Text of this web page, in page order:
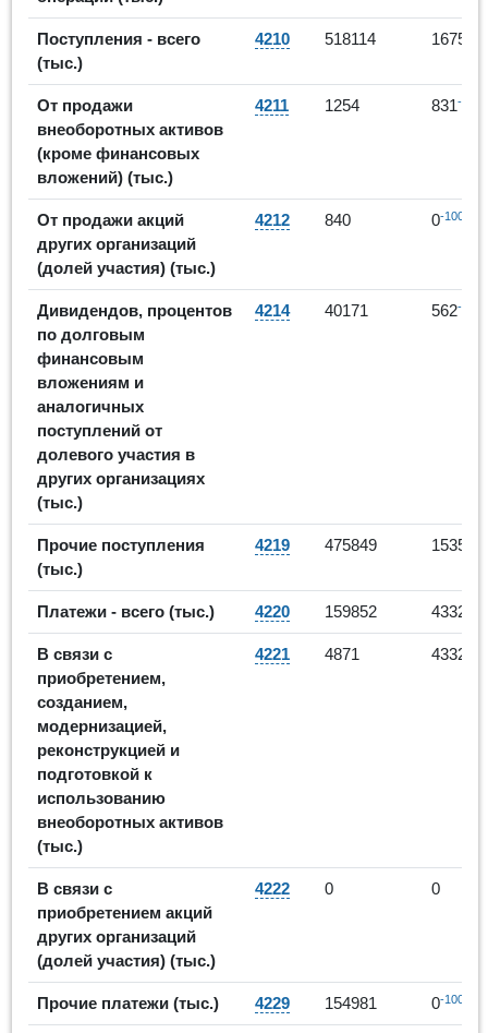
Поступления - всего
(тыс.)
4210 518114 16751
От продажи
внеоборотных активов
(кроме финансовых
вложений) (тыс.)
4211 1254 831-34%
От продажи акций
других организаций
(долей участия) (тыс.)
4212 840 0-100%
Дивидендов, процентов
по долговым
финансовым
вложениям и
аналогичных
поступлений от
долевого участия в
других организациях
(тыс.)
4214 40171 562-99%
Прочие поступления
(тыс.)
4219 475849 15358
Платежи - всего (тыс.) 4220 159852 4332
В связи с
приобретением,
созданием,
модернизацией,
реконструкцией и
подготовкой к
использованию
внеоборотных активов
(тыс.)
4221 4871 4332
В связи с
приобретением акций
других организаций
(долей участия) (тыс.)
4222 0 0
Прочие платежи (тыс.) 4229 154981 0-100%